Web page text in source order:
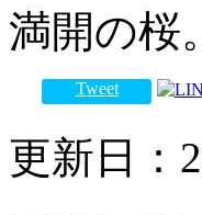
満開の桜
Tweet
更新日：